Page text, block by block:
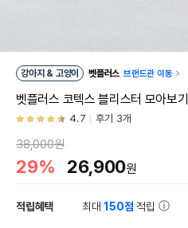
강아지 & 고양이 벳플러스 브랜드관 이동
벳플러스 코텍스 블리스터 모아보기
4.7 후기 3개
38,000원
29% 26,900원
적립혜택 최대150점 적립